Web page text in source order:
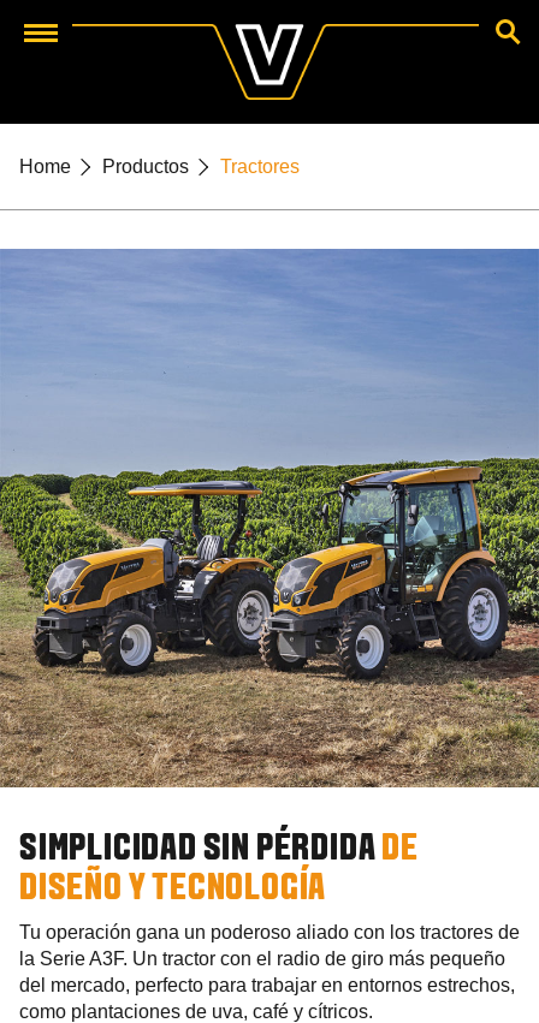
Menu
Home Productos Tractores
SIMPLICIDAD SIN PÉRDIDA DE
DISEÑO Y TECNOLOGÍA
Tu operación gana un poderoso aliado con los tractores de
la Serie A3F. Un tractor con el radio de giro más pequeño
del mercado, perfecto para trabajar en entornos estrechos,
como plantaciones de uva, café y cítricos.